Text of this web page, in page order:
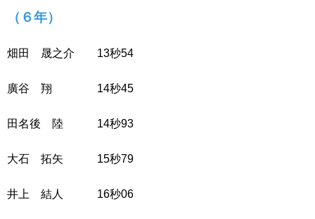
（６年）
畑田 晟之介 13秒54
廣谷 翔 14秒45
田名後 陸 14秒93
大石 拓矢 15秒79
井上 結人 16秒06